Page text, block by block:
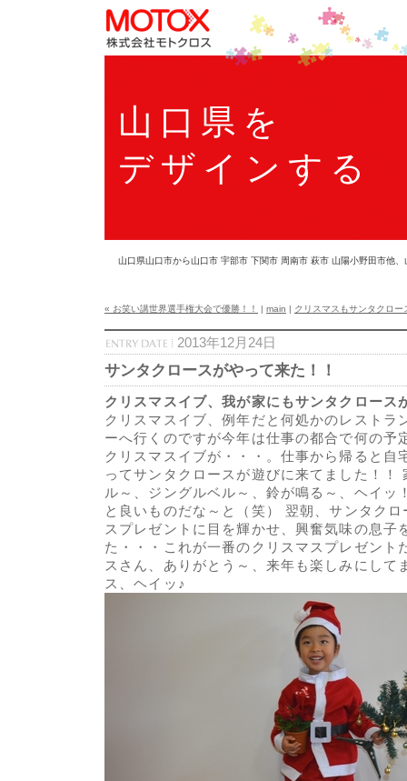
山口県を
デザインする
山口県山口市から山口市 宇部市 下関市 周南市 萩市 山陽小野田市他
« お笑い講世界選手権大会で優勝！！ | main | クリスマスもサンタクロー
2013年12月24日
サンタクロースがやって来た！！
クリスマスイブ、我が家にもサンタクロース
クリスマスイブ、例年だと何処かのレストラ
ーへ行くのですが今年は仕事の都合で何の予
クリスマスイブが・・・。仕事から帰ると自
ってサンタクロースが遊びに来てました！！
ル～、ジングルベル～、鈴が鳴る～、ヘイッ
と良いものだな～と（笑） 翌朝、サンタク
スプレゼントに目を輝かせ、興奮気味の息子
た・・・これが一番のクリスマスプレゼント
スさん、ありがとう～、来年も楽しみにして
ス、ヘイッ♪